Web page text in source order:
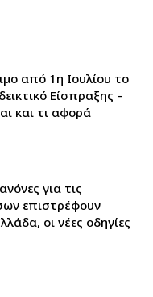
από 1η Ιουλίου το
Είσπραξης –
και τι αφορά
για τις
επιστρέφουν
οι νέες οδηγίες